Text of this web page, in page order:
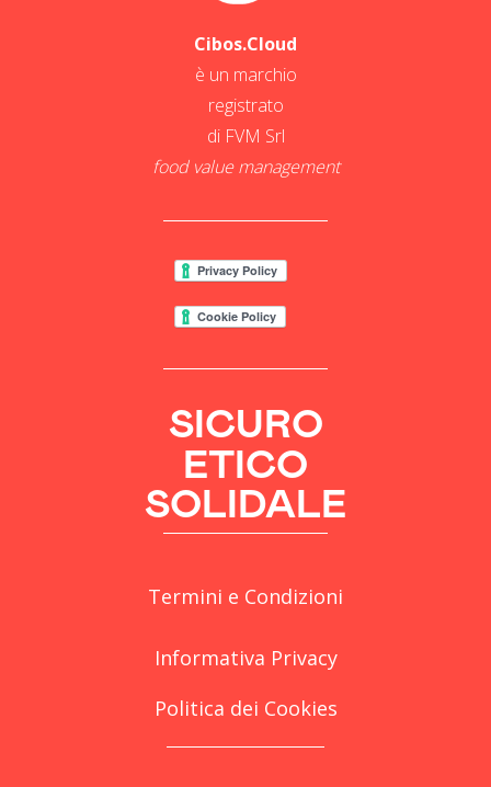
Cibos.Cloud
è un marchio
registrato
di FVM Srl
food value management
SICURO
ETICO
SOLIDALE
Termini e Condizioni
Informativa Privacy
Politica dei Cookies